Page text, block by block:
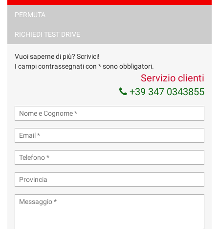
Ho letto e accetto
marketing
Invia la tua richiesta
PERMUTA
RICHIEDI TEST DRIVE
Vuoi saperne di più? Scrivici!
I campi contrassegnati con * sono obbligatori.
Servizio clienti
+39 347 0343855